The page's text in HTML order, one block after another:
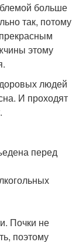
больше
так, потому
этому
людей
И проходят
перед
Почки не
поэтому